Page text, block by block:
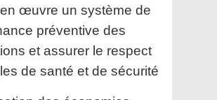
œuvre un système de
préventive des
et assurer le respect
de santé et de sécurité